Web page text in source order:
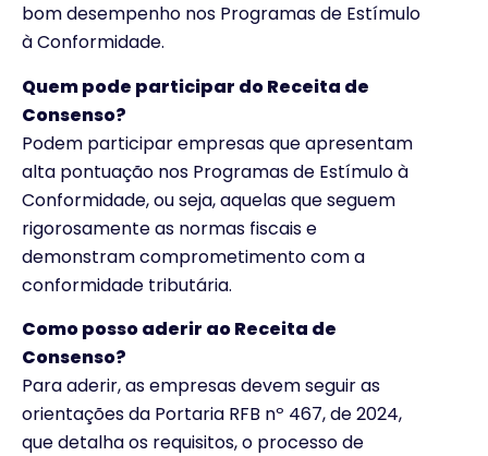
bom desempenho nos Programas de Estímulo
à Conformidade.
Quem pode participar do Receita de
Consenso?
Podem participar empresas que apresentam
alta pontuação nos Programas de Estímulo à
Conformidade, ou seja, aquelas que seguem
rigorosamente as normas fiscais e
demonstram comprometimento com a
conformidade tributária.
Como posso aderir ao Receita de
Consenso?
Para aderir, as empresas devem seguir as
orientações da Portaria RFB nº 467, de 2024,
que detalha os requisitos, o processo de